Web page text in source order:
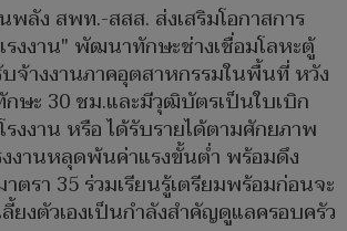
พลัง สพท.-สสส. ส่งเสริมโอกาสการ
รงงาน" พัฒนาทักษะช่างเชื่อมโลหะตู้
บจ้างงานภาคอุตสาหกรรมในพื้นที่ หวัง
กษะ 30 ชม.และมีวุฒิบัตรเป็นใบเบิก
รงงาน หรือ ได้รับรายได้ตามศักยภาพ
งานหลุดพ้นค่าแรงขั้นต่ำ พร้อมดึง
ตรา 35 ร่วมเรียนรู้เตรียมพร้อมก่อนจะ
ยงตัวเองเป็นกำลังสำคัญดูแลครอบครัว